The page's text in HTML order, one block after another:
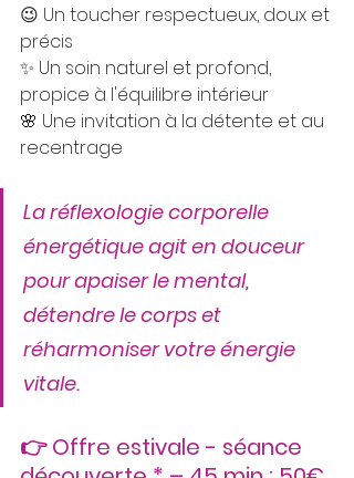
😉‍ Un toucher respectueux, doux et
précis
✨ Un soin naturel et profond,
propice à l'équilibre intérieur
🌸 Une invitation à la détente et au
recentrage
La réflexologie corporelle
énergétique agit en douceur
pour apaiser le mental,
détendre le corps et
réharmoniser votre énergie
vitale.
👉 Offre estivale - séance